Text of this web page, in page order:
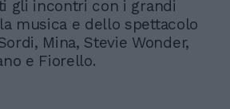
gli incontri con i grandi
musica e dello spettacolo
Mina, Stevie Wonder,
e Fiorello.